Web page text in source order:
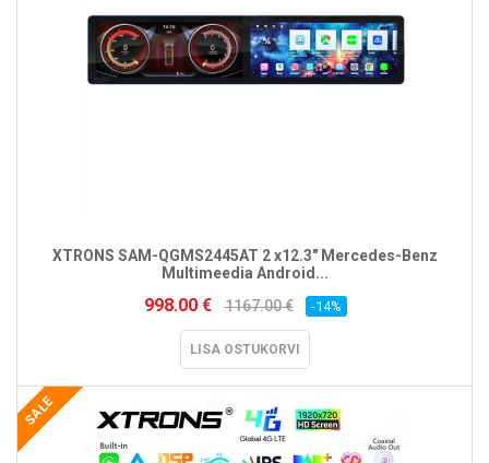
XTRONS SAM-QGMS2445AT 2 x12.3" Mercedes-Benz
Multimeedia Android...
998.00 € 1167.00 € -14%
LISA OSTUKORVI
SALE